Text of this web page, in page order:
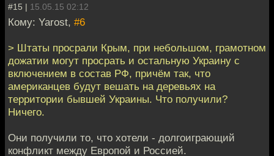
#15 | 15.05.15 02:12
Кому: Yarost, #6
> Штаты просрали Крым, при небольшом, грамотном
дожатии могут просрать и остальную Украину с
включением в состав РФ, причём так, что
американцев будут вешать на деревьях на
территории бывшей Украины. Что получили?
Ничего.
Они получили то, что хотели - долгоиграющий
конфликт между Европой и Россией.